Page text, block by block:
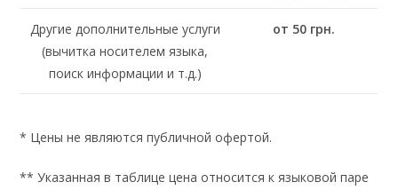
Другие дополнительные услуги
(вычитка носителем языка,
поиск информации и т.д.)
от 50 грн.
* Цены не являются публичной офертой.
** Указанная в таблице цена относится к языковой паре